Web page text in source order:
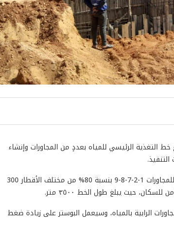
الرئيسي للمياه بعددٍ من المجاورات وإنشاء
وأوضح رئيس جهاز الشروق، أنه تم تنفيذ أعمال خط التغذية الرئيسي للمجاورات 1-2-7-8-9 بنسبة 80% من مختلف الأقطار 300
الرابية بالمياه، وسيعمل البوستر على زيادة ضغط